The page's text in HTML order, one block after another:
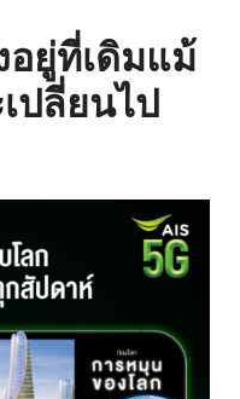
ยู่ที่เดิมแม้
ปลี่ยนไป